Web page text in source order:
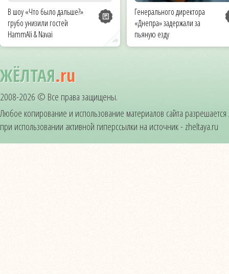
В шоу «Что было дальше?»
грубо унизили гостей
HammAli & Navai
Генерального директора
«Днепра» задержали за
пьяную езду
ЖЁЛТАЯ.ru
2008-2026 © Все права защищены.
Любое копирование и использование материалов сайта
при использовании активной гиперссылки на источник - zheltaya.ru